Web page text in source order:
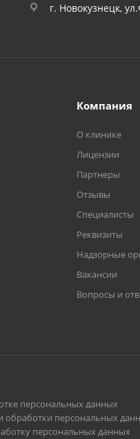
г. Новокузнецк,
Компания
О клинике
Лицензии
Партнеры
Отзывы
Специалисты
Реквизиты
Надзорные
Вакансии
Вопросы и
персональных данных
обработки персональных
персональных данных